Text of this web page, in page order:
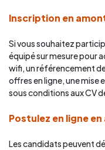
Inscription en
Si vous souhaitez
équipé sur mesure pour
wifi, un référencement
offres en ligne, une mise
sous conditions aux CV
Postulez en ligne
Les candidats peuvent